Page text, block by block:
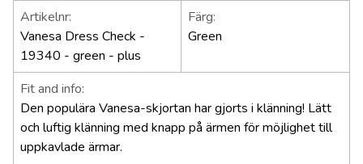
Artikelnr:
Vanesa Dress Check -
19340 - green - plus
Färg:
Green
Fit and info:
Den populära Vanesa-skjortan har gjorts i klänning! Lätt
och luftig klänning med knapp på ärmen för möjlighet till
uppkavlade ärmar.